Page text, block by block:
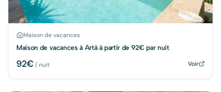
Maison de vacances
Maison de vacances à Artà à partir de 92€ par nuit
92€/ nuit Voir